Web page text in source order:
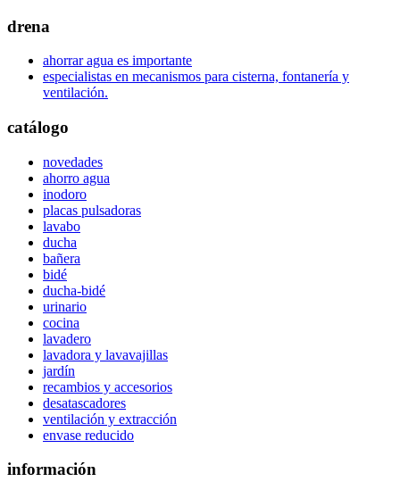
drena
ahorrar agua es importante
especialistas en mecanismos para cisterna, fontanería y
ventilación.
catálogo
novedades
ahorro agua
inodoro
placas pulsadoras
lavabo
ducha
bañera
bidé
ducha-bidé
urinario
cocina
lavadero
lavadora y lavavajillas
jardín
recambios y accesorios
desatascadores
ventilación y extracción
envase reducido
información